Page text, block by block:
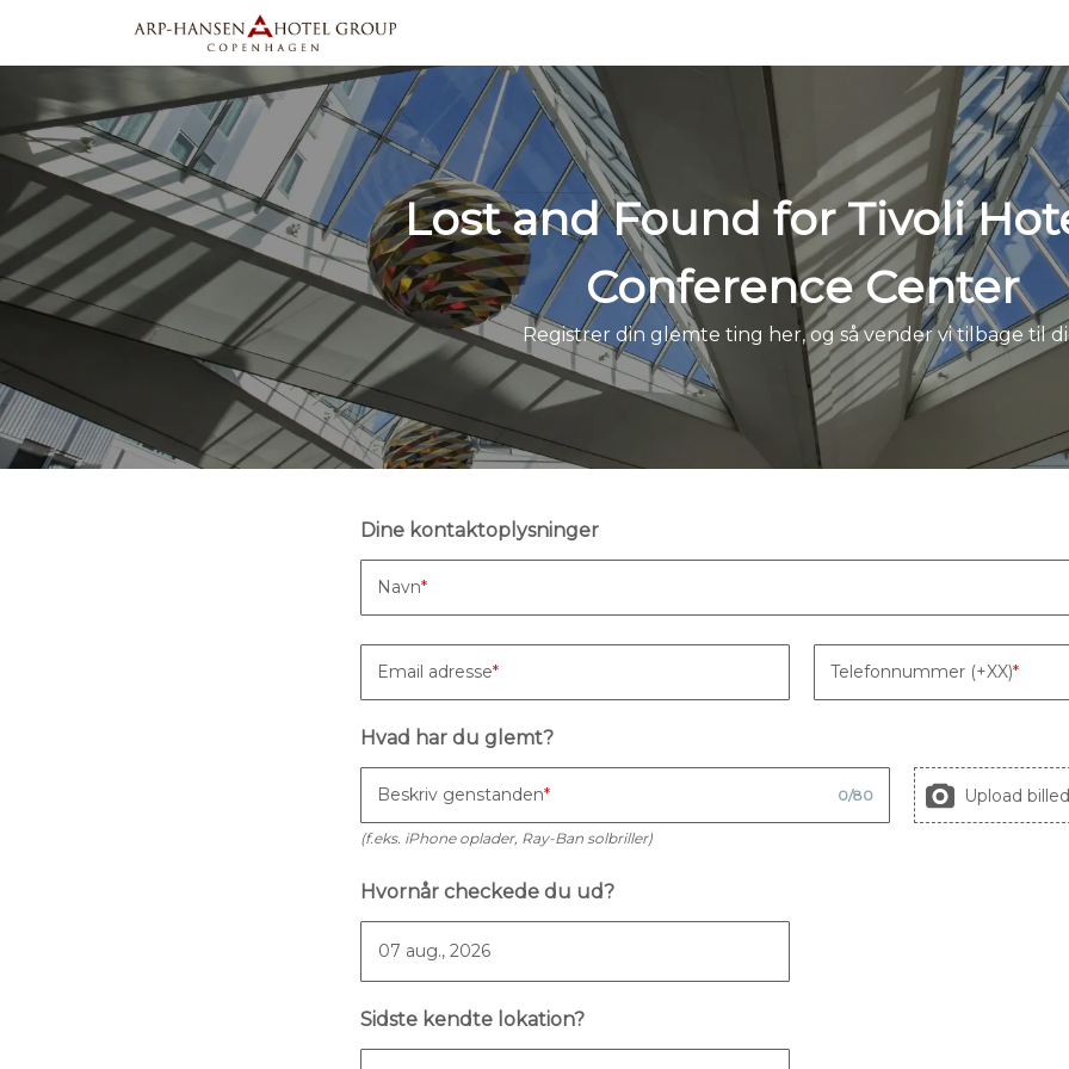
Lost and Found for Tivoli
Conference Center
Registrer din glemte ting her, og så vender vi tilbage til
Dine kontaktoplysninger
Navn
Email adresse Telefonnummer (+XX)
Hvad har du glemt?
Beskriv genstanden 0/80 Upload
(f.eks. iPhone oplader, Ray-Ban solbriller)
Hvornår checkede du ud?
Sidste kendte lokation?